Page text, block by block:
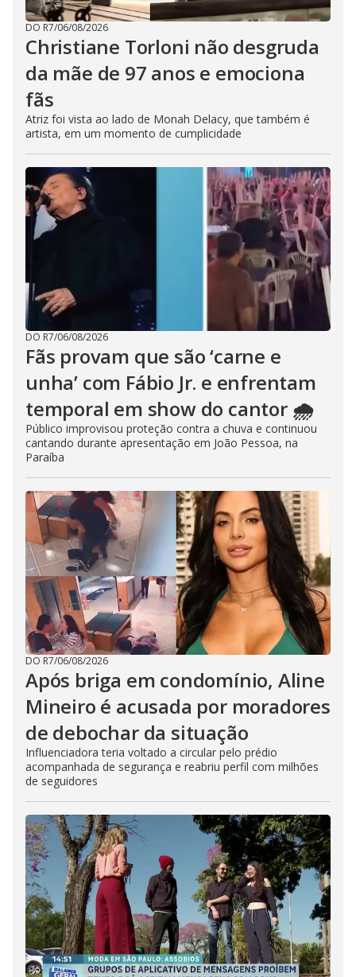
DO R7/06/08/2026
Christiane Torloni não desgruda
da mãe de 97 anos e emociona
fãs
Atriz foi vista ao lado de Monah Delacy, que também é
artista, em um momento de cumplicidade
DO R7/06/08/2026
Fãs provam que são ‘carne e
unha’ com Fábio Jr. e enfrentam
temporal em show do cantor 🌧️
Público improvisou proteção contra a chuva e continuou
cantando durante apresentação em João Pessoa, na
Paraíba
DO R7/06/08/2026
Após briga em condomínio, Aline
Mineiro é acusada por moradores
de debochar da situação
Influenciadora teria voltado a circular pelo prédio
acompanhada de segurança e reabriu perfil com milhões
de seguidores